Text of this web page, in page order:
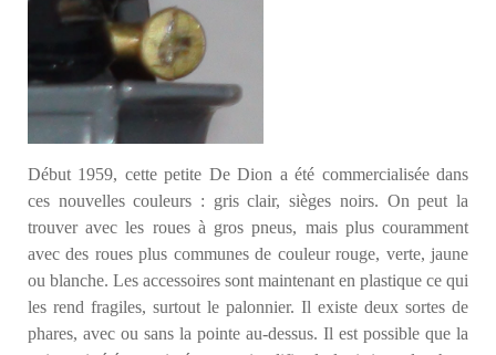
Début 1959, cette petite De Dion a été commercialisée dans
ces nouvelles couleurs : gris clair, sièges noirs. On peut la
trouver avec les roues à gros pneus, mais plus couramment
avec des roues plus communes de couleur rouge, verte, jaune
ou blanche. Les accessoires sont maintenant en plastique ce qui
les rend fragiles, surtout le palonnier. Il existe deux sortes de
phares, avec ou sans la pointe au-dessus. Il est possible que la